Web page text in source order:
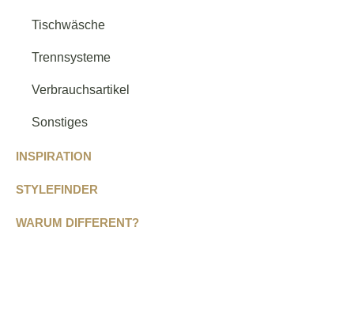
Tischwäsche
Trennsysteme
Verbrauchsartikel
Sonstiges
INSPIRATION
STYLEFINDER
WARUM DIFFERENT?